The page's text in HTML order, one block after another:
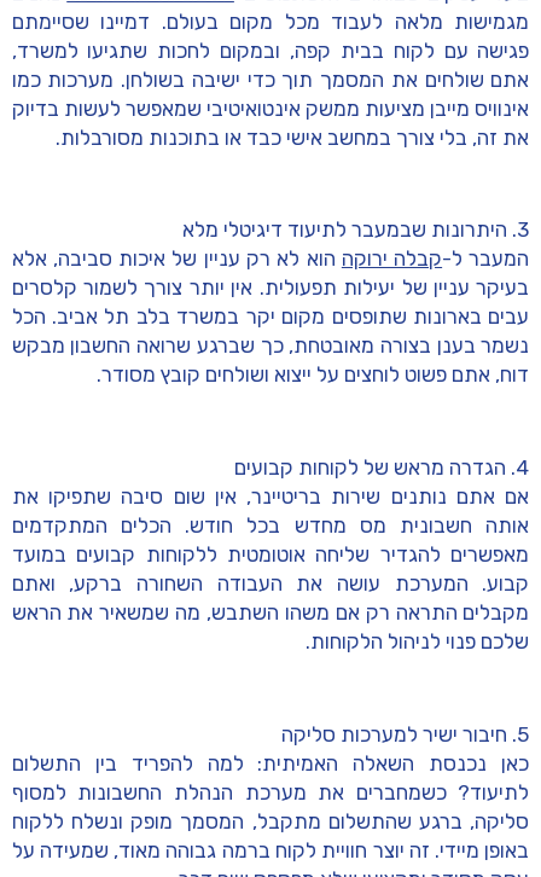
מגמישות מלאה לעבוד מכל מקום בעולם. דמיינו שסיימתם
פגישה עם לקוח בבית קפה, ובמקום לחכות שתגיעו למשרד,
אתם שולחים את המסמך תוך כדי ישיבה בשולחן. מערכות כמו
אינוויס מייבן מציעות ממשק אינטואיטיבי שמאפשר לעשות בדיוק
את זה, בלי צורך במחשב אישי כבד או בתוכנות מסורבלות.
3. היתרונות שבמעבר לתיעוד דיגיטלי מלא
המעבר ל-קבלה ירוקה הוא לא רק עניין של איכות סביבה, אלא
בעיקר עניין של יעילות תפעולית. אין יותר צורך לשמור קלסרים
עבים בארונות שתופסים מקום יקר במשרד בלב תל אביב. הכל
נשמר בענן בצורה מאובטחת, כך שברגע שרואה החשבון מבקש
דוח, אתם פשוט לוחצים על ייצוא ושולחים קובץ מסודר.
4. הגדרה מראש של לקוחות קבועים
אם אתם נותנים שירות בריטיינר, אין שום סיבה שתפיקו את
אותה חשבונית מס מחדש בכל חודש. הכלים המתקדמים
מאפשרים להגדיר שליחה אוטומטית ללקוחות קבועים במועד
קבוע. המערכת עושה את העבודה השחורה ברקע, ואתם
מקבלים התראה רק אם משהו השתבש, מה שמשאיר את הראש
שלכם פנוי לניהול הלקוחות.
5. חיבור ישיר למערכות סליקה
כאן נכנסת השאלה האמיתית: למה להפריד בין התשלום
לתיעוד? כשמחברים את מערכת הנהלת החשבונות למסוף
סליקה, ברגע שהתשלום מתקבל, המסמך מופק ונשלח ללקוח
באופן מיידי. זה יוצר חוויית לקוח ברמה גבוהה מאוד, שמעידה על